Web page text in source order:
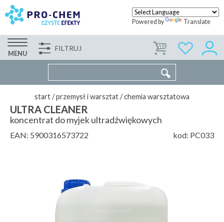
Powered by Translate
MENU
FILTRUJ WSPÓŁPRACA KONTAKT
start/przemysł i warsztat/chemia warsztatowa
ULTRA CLEANER
koncentrat do myjek ultradźwiękowych
EAN: 5900316573722 kod: PC033